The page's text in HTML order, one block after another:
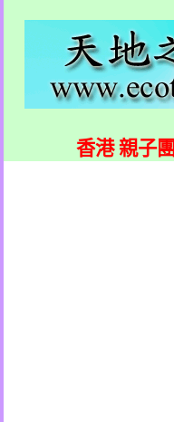
香港 親子團